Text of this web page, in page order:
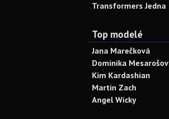
Transformers Jedna
Top modelé
Jana Marečková
Dominika
Kim Kardashian
Martin Zach
Angel Wicky